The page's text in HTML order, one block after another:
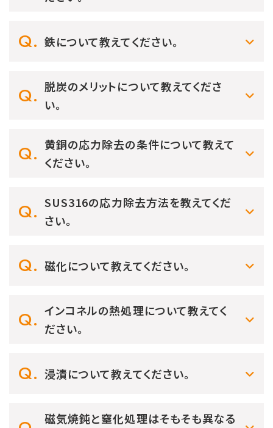
鉄について教えてください。
脱炭のメリットについて教えてくださ
い。
黄銅の応力除去の条件について教えて
ください。
SUS316の応力除去方法を教えてくだ
さい。
磁化について教えてください。
インコネルの熱処理について教えてく
ださい。
浸漬について教えてください。
磁気焼鈍と窒化処理はそもそも異なる